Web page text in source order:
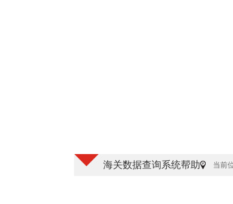
海关数据查询系统帮助 当前